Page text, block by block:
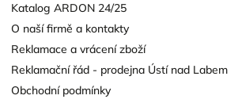
Katalog ARDON 24/25
O naší firmě a kontakty
Reklamace a vrácení zboží
Reklamační řád - prodejna Ústí nad Labem
Obchodní podmínky